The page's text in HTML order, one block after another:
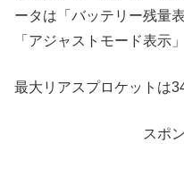
ータは「バッテリー残量
「アジャストモード表示
最大リアスプロケットは
スポ